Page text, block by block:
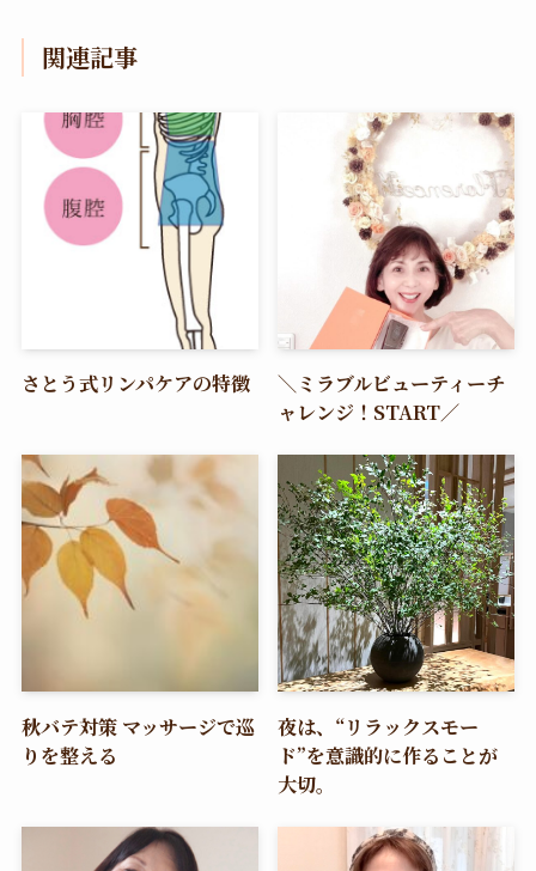
関連記事
さとう式リンパケアの特徴
＼ミラブルビューティーチ
ャレンジ！START／
秋バテ対策 マッサージで巡
りを整える
夜は、“リラックスモー
ド”を意識的に作ることが
大切。